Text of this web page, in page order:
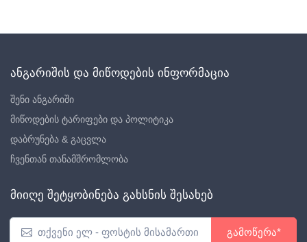
ანგარიშის და მიწოდების ინფორმაცია
შენი ანგარიში
მიწოდების ტარიფები და პოლიტიკა
დაბრუნება & გაცვლა
ჩვენთან თანამშრომლობა
მიიღე შეტყობინება გახსნის შესახებ
გამოწერა*